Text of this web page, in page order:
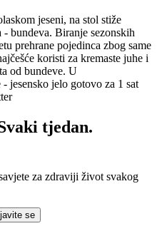
jeseni, na stol stiže
bundeva. Biranje sezonskih
prehrane pojedinca zbog same
koristi za kremaste juhe i
od bundeve. U
jesensko jelo gotovo za 1 sat
tjedan.
za zdraviji život svakog
se